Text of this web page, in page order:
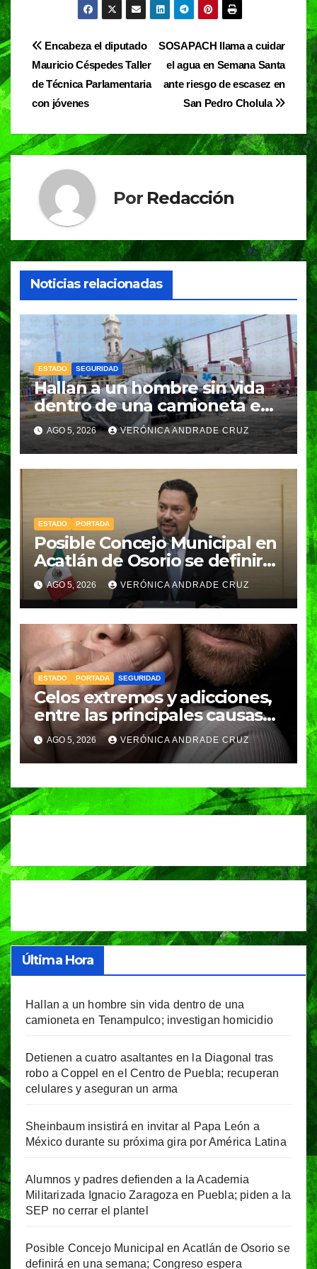
e
b
o
o
k
at
s
A
p
e
gr
a
m
t
Navegación
de
entradas
SOSAPACH llama a cuidar
el agua en Semana Santa
ante riesgo de escasez en
San Pedro Cholula
Encabeza el diputado
Mauricio Céspedes Taller
de Técnica Parlamentaria
con jóvenes
Por Redacción
Noticias relacionadas
ESTADO SEGURIDAD
Hallan a un hombre sin vida
dentro de una camioneta en
Tenampulco; investigan
homicidio
AGO 5, 2026 VERÓNICA ANDRADE CRUZ
ESTADO PORTADA
Posible Concejo Municipal en
Acatlán de Osorio se definirá
en una semana; Congreso
espera resolución de
Gobernación
AGO 5, 2026 VERÓNICA ANDRADE CRUZ
ESTADO PORTADA SEGURIDAD
Celos extremos y adicciones,
entre las principales causas
de feminicidio en Puebla:
Fiscalía
AGO 5, 2026 VERÓNICA ANDRADE CRUZ
Última Hora
Hallan a un hombre sin vida dentro de una
camioneta en Tenampulco; investigan homicidio
Detienen a cuatro asaltantes en la Diagonal tras
robo a Coppel en el Centro de Puebla; recuperan
celulares y aseguran un arma
Sheinbaum insistirá en invitar al Papa León a
México durante su próxima gira por América Latina
Alumnos y padres defienden a la Academia
Militarizada Ignacio Zaragoza en Puebla; piden a la
SEP no cerrar el plantel
Posible Concejo Municipal en Acatlán de Osorio se
definirá en una semana; Congreso espera